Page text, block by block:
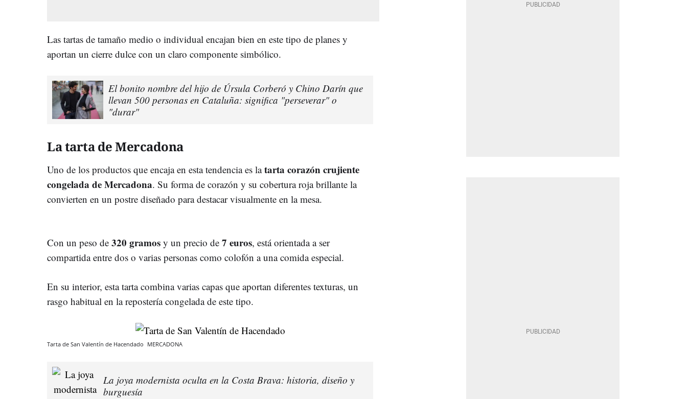
Las tartas de tamaño medio o individual encajan bien en este tipo de planes y
aportan un cierre dulce con un claro componente simbólico.
El bonito nombre del hijo de Úrsula Corberó y Chino Darín que
llevan 500 personas en Cataluña: significa "perseverar" o
"durar"
La tarta de Mercadona
Uno de los productos que encaja en esta tendencia es latarta corazón crujiente
congelada de Mercadona. Su forma de corazón y su cobertura roja brillante la
convierten en un postre diseñado para destacar visualmente en la mesa.
Con un peso de 320 gramos y un precio de 7 euros, está orientada a ser
compartida entre dos o varias personas como colofón a una comida especial.
En su interior, esta tarta combina varias capas que aportan diferentes texturas, un
rasgo habitual en la repostería congelada de este tipo.
Tarta de San Valentín de Hacendado MERCADONA
La joya modernista oculta en la Costa Brava: historia, diseño y
burguesía